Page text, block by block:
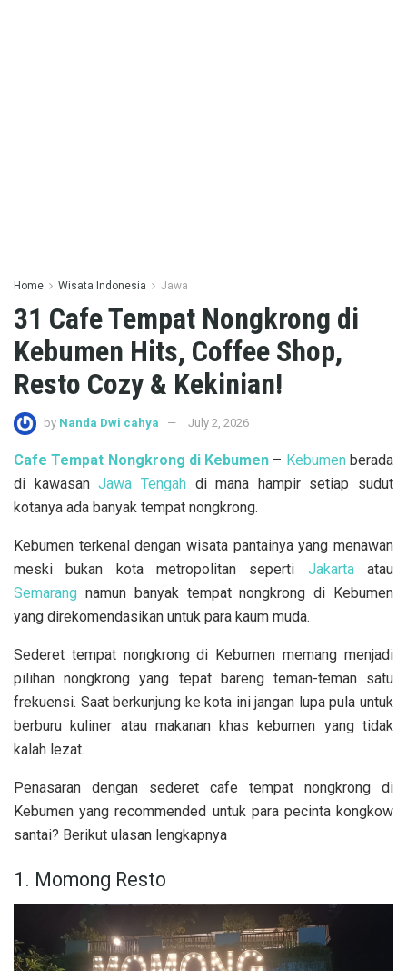
Home Wisata Indonesia Jawa
31 Cafe Tempat Nongkrong di
Kebumen Hits, Coffee Shop,
Resto Cozy & Kekinian!
by Nanda Dwi cahya July 2, 2026
Cafe Tempat Nongkrong di Kebumen – Kebumen berada
di kawasanJawa Tengah di mana hampir setiap sudut
kotanya ada banyak tempat nongkrong.
Kebumen terkenal dengan wisata pantainya yang menawan
meski bukan kota metropolitan seperti Jakartaatau
Semarang namun banyak tempat nongkrong di Kebumen
yang direkomendasikan untuk para kaum muda.
Sederet tempat nongkrong di Kebumen memang menjadi
pilihan nongkrong yang tepat bareng teman-teman satu
frekuensi. Saat berkunjung ke kota ini jangan lupa pula untuk
berburu kuliner atau makanan khas kebumen yang tidak
kalah lezat.
Penasaran dengan sederet cafe tempat nongkrong di
Kebumen yang recommended untuk para pecinta kongkow
santai? Berikut ulasan lengkapnya
1. Momong Resto